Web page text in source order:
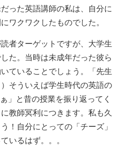
った英語講師の私は、自分に
ワクワクしたものでした。
者ターゲットですが、大学生
た。当時は未成年だった彼ら
ていることでしょう。「先生
そういえば学生時代の英語の
」と昔の授業を振り返ってく
教師冥利につきます。私も久
！自分にとっての「チーズ」
いるはず。。。